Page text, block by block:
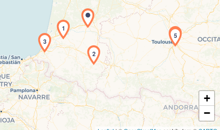
Chargement de la carte en cours...
1
2
3
4
5
+
−